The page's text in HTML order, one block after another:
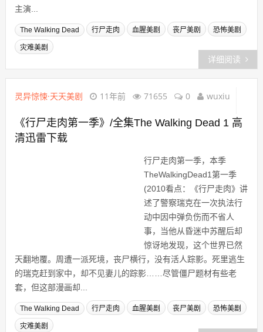
主演...
The Walking Dead 行尸走肉 血腥美剧 丧尸美剧 恐怖美剧
灾难美剧
详细阅读
灵异惊悚·天天美剧 11年前 71655 0 wuxiu
《行尸走肉第一季》/全集The Walking Dead 1 高
清迅雷下载
行尸走肉第一季，本季
TheWalkingDead1第一季
(2010看点：《行尸走肉》讲
述了警察瑞克在一次执法行
动中因中弹负伤而不省人
事，当他从昏迷中苏醒后却
惊讶地发现，这个世界已然
天翻地覆。周遭一派死境，丧尸横行，没有活人踪影。死里逃生
的瑞克赶到家中，却不见妻儿的踪影……尽管僵尸题材有些老
套，但这部漫画却...
The Walking Dead 行尸走肉 血腥美剧 丧尸美剧 恐怖美剧
灾难美剧